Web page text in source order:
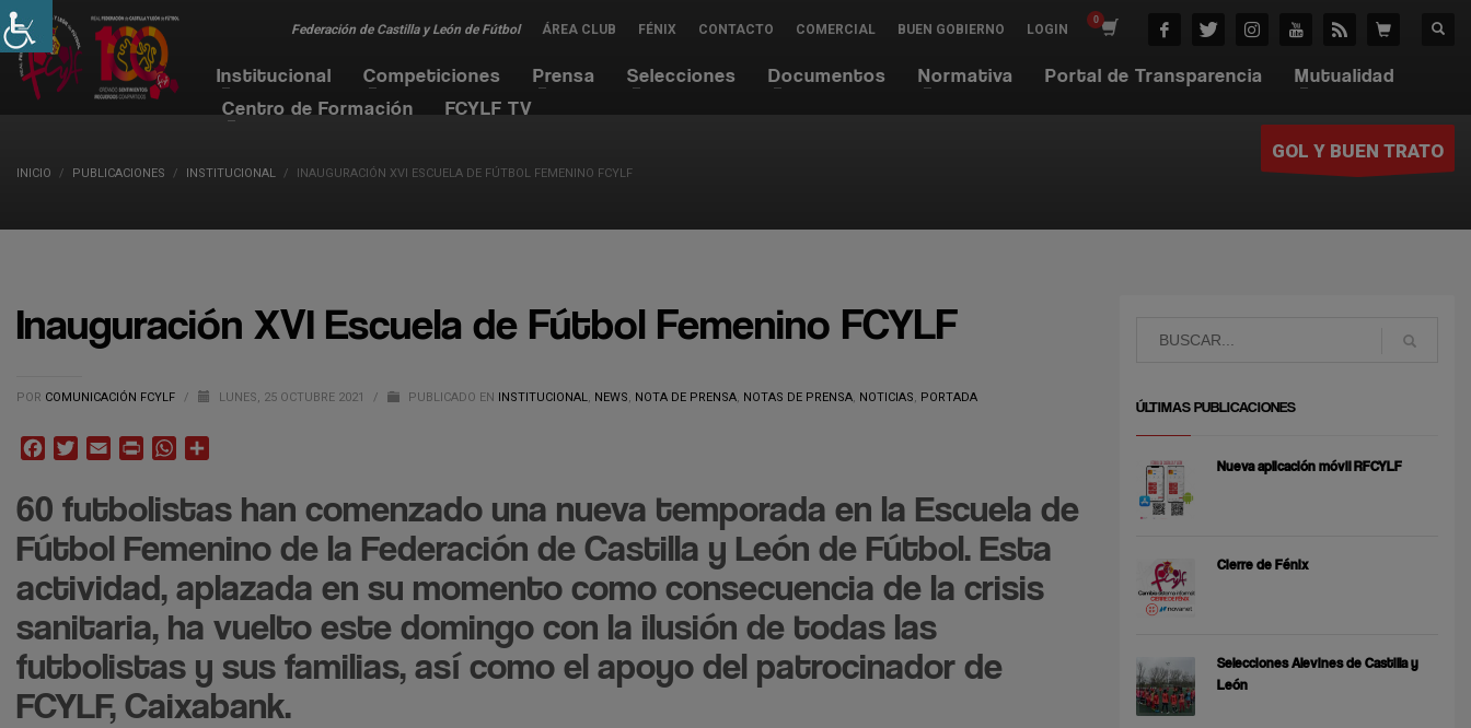
Federación de Castilla y León de Fútbol ÁREA CLUB FÉNIX CONTACTO COMERCIAL BUEN GOBIERNO LOGIN
Institucional Competiciones Prensa Selecciones Documentos Normativa Portal de Transparencia
Mutualidad
Centro de Formación
FCYLF TV
GOL Y BUEN TRATO
INICIO PUBLICACIONES INSTITUCIONAL INAUGURACIÓN XVI ESCUELA DE FÚTBOL FEMENINO FCYLF
Inauguración XVI Escuela de Fútbol Femenino FCYLF
POR COMUNICACIÓN FCYLF / LUNES, 25 OCTUBRE 2021 / PUBLICADO EN INSTITUCIONAL, NEWS, NOTA DE PRENSA, NOTAS DE PRENSA, NOTICIAS, PORTADA
FacebookTwitterEmail Print WhatsApp
60 futbolistas han comenzado una nueva temporada en la Escuela de
Fútbol Femenino de la Federación de Castilla y León de Fútbol. Esta
actividad, aplazada en su momento como consecuencia de la crisis
sanitaria, ha vuelto este domingo con la ilusión de todas las
futbolistas y sus familias, así como el apoyo del patrocinador de
FCYLF, Caixabank.
ÚLTIMAS PUBLICACIONES
Nueva aplicación móvil RFCYLF
Cierre de Fénix
Selecciones Alevines de Castilla y
León